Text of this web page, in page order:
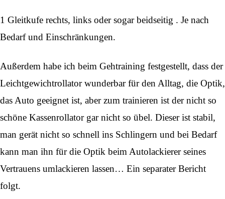
1 Gleitkufe rechts, links oder sogar beidseitig . Je nach
Bedarf und Einschränkungen.
Außerdem habe ich beim Gehtraining festgestellt, dass der
Leichtgewichtrollator wunderbar für den Alltag, die Optik,
das Auto geeignet ist, aber zum trainieren ist der nicht so
schöne Kassenrollator gar nicht so übel. Dieser ist stabil,
man gerät nicht so schnell ins Schlingern und bei Bedarf
kann man ihn für die Optik beim Autolackierer seines
Vertrauens umlackieren lassen… Ein separater Bericht
folgt.